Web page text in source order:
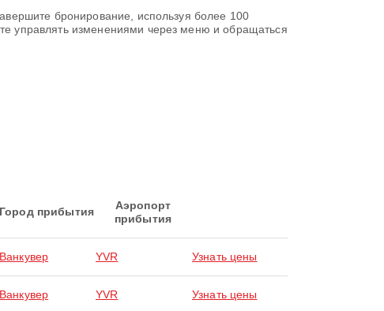
бронирование, используя более 100
управлять изменениями через меню и обращаться
Город прибытия
Аэропорт
прибытия
Ванкувер YVR Узнать цены
Ванкувер YVR Узнать цены